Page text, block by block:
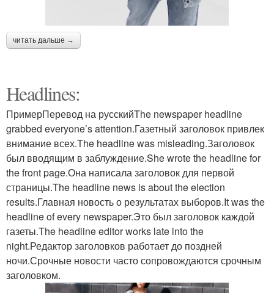
читать дальше →
Headlines:
ПримерПеревод на русскийThe newspaper headline
grabbed everyone’s attention.Газетный заголовок привлек
внимание всех.The headline was misleading.Заголовок
был вводящим в заблуждение.She wrote the headline for
the front page.Она написала заголовок для первой
страницы.The headline news is about the election
results.Главная новость о результатах выборов.It was the
headline of every newspaper.Это был заголовок каждой
газеты.The headline editor works late into the
night.Редактор заголовков работает до поздней
ночи.Срочные новости часто сопровождаются срочным
заголовком.